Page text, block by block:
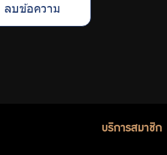
ลบข้อความ
บริการสมาชิก